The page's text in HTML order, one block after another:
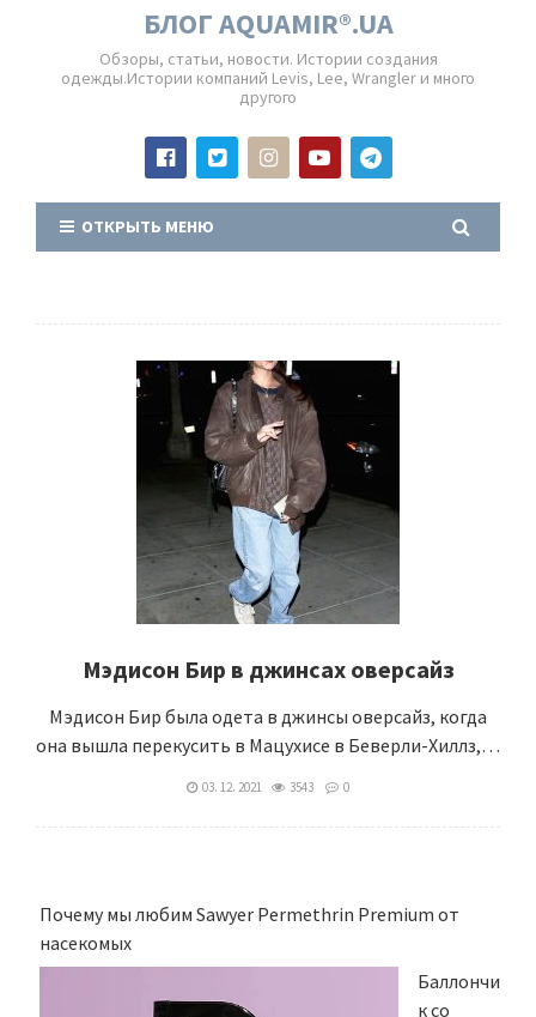
БЛОГ AQUAMIR®.UA
Обзоры, статьи, новости. Истории создания
одежды.Истории компаний Levis, Lee, Wrangler и много
другого
ОТКРЫТЬ МЕНЮ
Мэдисон Бир в джинсах оверсайз
Мэдисон Бир была одета в джинсы оверсайз, когда
она вышла перекусить в Мацухисе в Беверли-Хиллз,…
03. 12. 2021 3543 0
Почему мы любим Sawyer Permethrin Premium от
насекомых
Баллончи
к со